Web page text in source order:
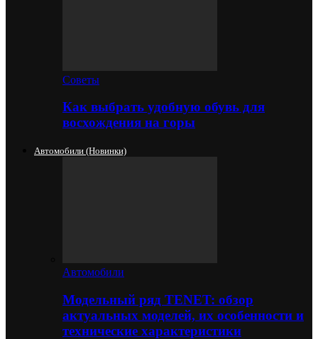
Советы
Как выбрать удобную обувь для
восхождения на горы
Автомобили (новинки)
Автомобили
Модельный ряд TENET: обзор
актуальных моделей, их особенности и
технические характеристики